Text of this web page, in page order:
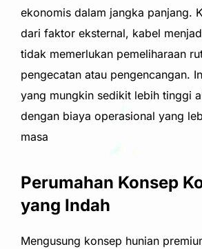
ekonomis dalam jangka panjang.
dari faktor eksternal, kabel
tidak memerlukan pemeliharaan
pengecatan atau pengencangan.
yang mungkin sedikit lebih tinggi
dengan biaya operasional yang
masa
Perumahan Konsep
yang Indah
Mengusung konsep hunian